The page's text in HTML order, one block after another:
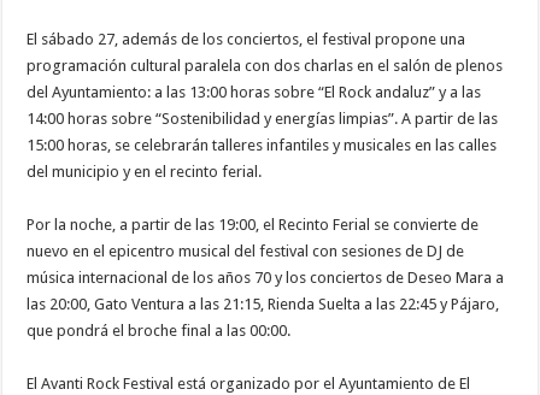
El sábado 27, además de los conciertos, el festival propone una
programación cultural paralela con dos charlas en el salón de plenos
del Ayuntamiento: a las 13:00 horas sobre “El Rock andaluz” y a las
14:00 horas sobre “Sostenibilidad y energías limpias”. A partir de las
15:00 horas, se celebrarán talleres infantiles y musicales en las calles
del municipio y en el recinto ferial.
Por la noche, a partir de las 19:00, el Recinto Ferial se convierte de
nuevo en el epicentro musical del festival con sesiones de DJ de
música internacional de los años 70 y los conciertos de Deseo Mara a
las 20:00, Gato Ventura a las 21:15, Rienda Suelta a las 22:45 y Pájaro,
que pondrá el broche final a las 00:00.
El Avanti Rock Festival está organizado por el Ayuntamiento de El